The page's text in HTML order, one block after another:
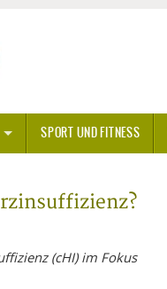
SPORT UND FITNESS
(cHI) im Fokus